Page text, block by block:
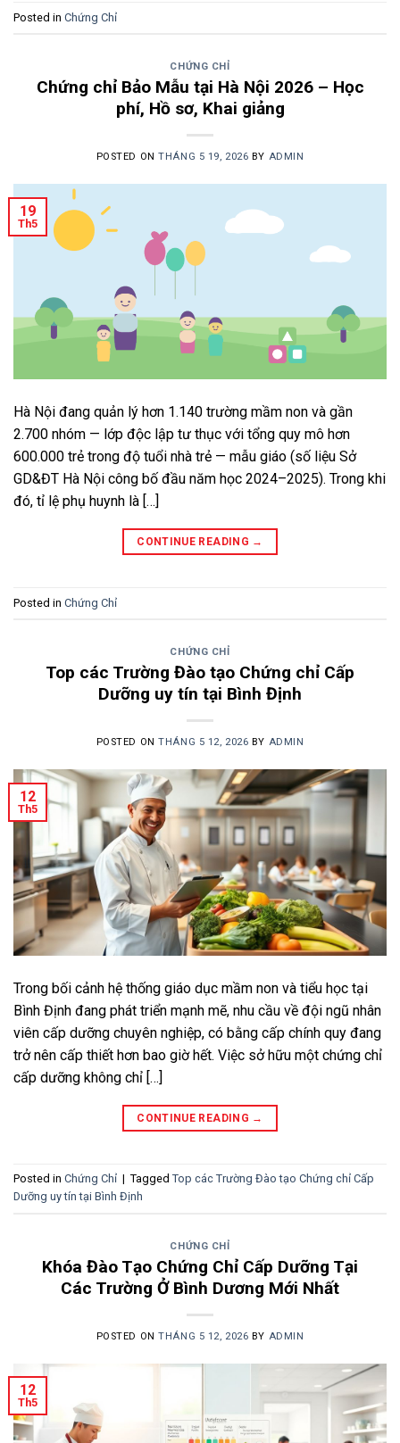
Posted in Chứng Chỉ
CHỨNG CHỈ
Chứng chỉ Bảo Mẫu tại Hà Nội 2026 – Học
phí, Hồ sơ, Khai giảng
POSTED ONTHÁNG 5 19, 2026 BY ADMIN
19
Th5
Hà Nội đang quản lý hơn 1.140 trường mầm non và gần
2.700 nhóm — lớp độc lập tư thục với tổng quy mô hơn
600.000 trẻ trong độ tuổi nhà trẻ — mẫu giáo (số liệu Sở
GD&ĐT Hà Nội công bố đầu năm học 2024–2025). Trong khi
đó, tỉ lệ phụ huynh là […]
CONTINUE READING →
Posted in Chứng Chỉ
CHỨNG CHỈ
Top các Trường Đào tạo Chứng chỉ Cấp
Dưỡng uy tín tại Bình Định
POSTED ONTHÁNG 5 12, 2026 BY ADMIN
12
Th5
Trong bối cảnh hệ thống giáo dục mầm non và tiểu học tại
Bình Định đang phát triển mạnh mẽ, nhu cầu về đội ngũ nhân
viên cấp dưỡng chuyên nghiệp, có bằng cấp chính quy đang
trở nên cấp thiết hơn bao giờ hết. Việc sở hữu một chứng chỉ
cấp dưỡng không chỉ […]
CONTINUE READING →
Posted in Chứng Chỉ | Tagged Top các Trường Đào tạo Chứng chỉ Cấp
Dưỡng uy tín tại Bình Định
CHỨNG CHỈ
Khóa Đào Tạo Chứng Chỉ Cấp Dưỡng Tại
Các Trường Ở Bình Dương Mới Nhất
POSTED ONTHÁNG 5 12, 2026 BY ADMIN
12
Th5